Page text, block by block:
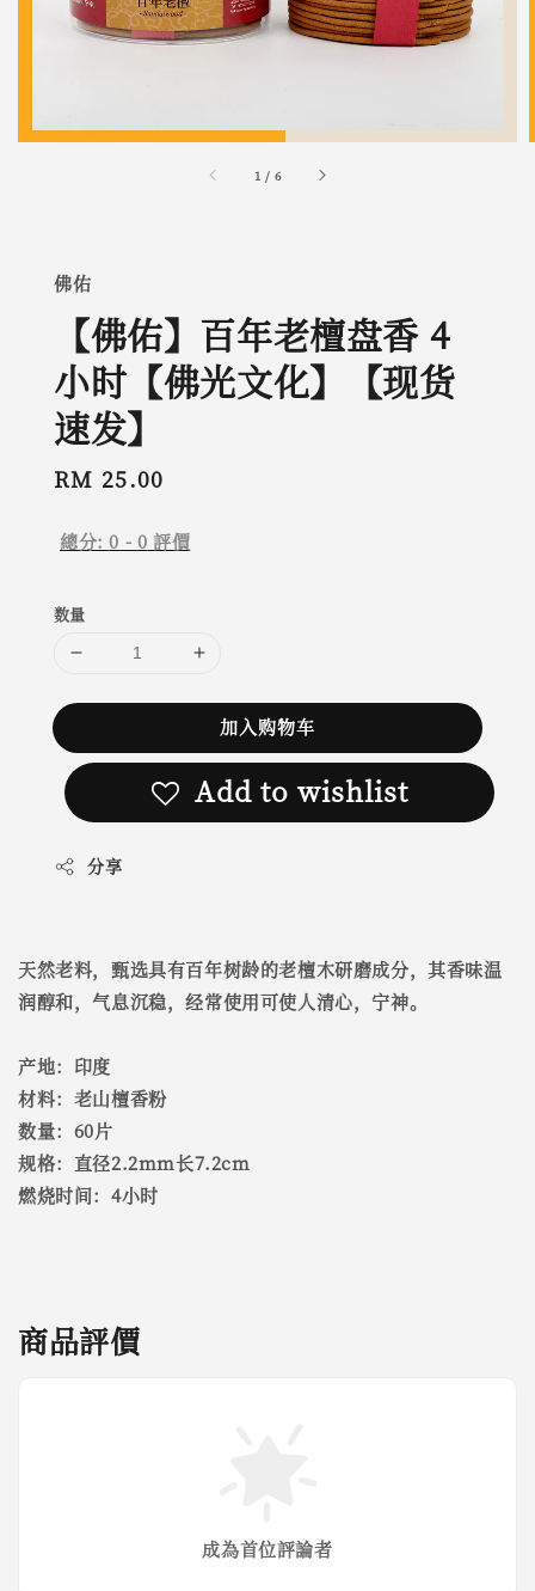
1 / 6
佛佑
【佛佑】百年老檀盘香 4
小时【佛光文化】【现货
速发】
Regular
RM 25.00
總分:0 - 0 評價
数量
加入购物车
Add to wishlist
分享
天然老料，甄选具有百年树龄的老檀木研磨成分，其香味温
润醇和，气息沉稳，经常使用可使人清心，宁神。
产地：印度
材料：老山檀香粉
数量：60片
规格：直径2.2mm长7.2cm
燃烧时间：4小时
商品評價
成為首位評論者